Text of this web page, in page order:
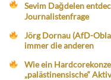
Sevim Dağdelen
Journalistenfrage
Jörg Dornau (AfD-
immer die anderen
Wie ein
„palästinensische“